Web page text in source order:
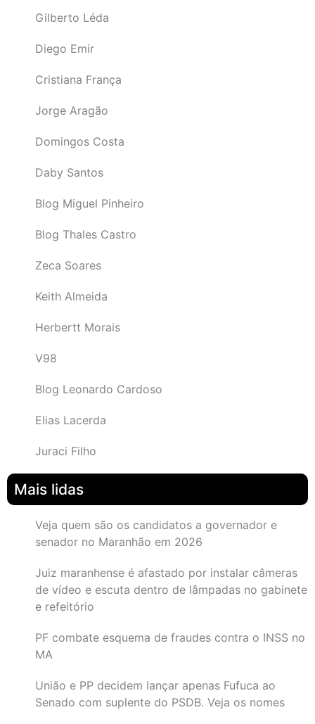
Gilberto Léda
Diego Emir
Cristiana França
Jorge Aragão
Domingos Costa
Daby Santos
Blog Miguel Pinheiro
Blog Thales Castro
Zeca Soares
Keith Almeida
Herbertt Morais
V98
Blog Leonardo Cardoso
Elias Lacerda
Juraci Filho
Mais lidas
Veja quem são os candidatos a governador e
senador no Maranhão em 2026
Juiz maranhense é afastado por instalar câmeras
de vídeo e escuta dentro de lâmpadas no gabinete
e refeitório
PF combate esquema de fraudes contra o INSS no
MA
União e PP decidem lançar apenas Fufuca ao
Senado com suplente do PSDB. Veja os nomes